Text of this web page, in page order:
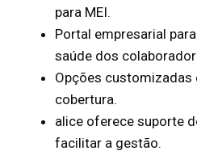
para MEI.
Portal empresarial
saúde dos
Opções
cobertura.
alice oferece suporte
facilitar a gestão.